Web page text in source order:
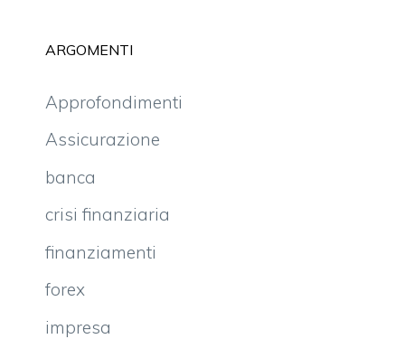
ARGOMENTI
Approfondimenti
Assicurazione
banca
crisi finanziaria
finanziamenti
forex
impresa